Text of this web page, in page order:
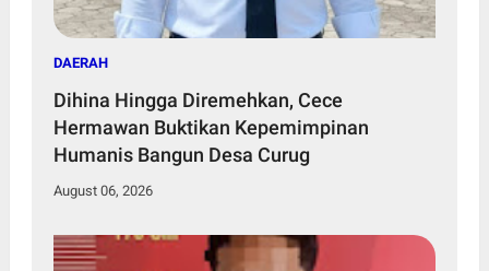
DAERAH
Dihina Hingga Diremehkan, Cece
Hermawan Buktikan Kepemimpinan
Humanis Bangun Desa Curug
August 06, 2026